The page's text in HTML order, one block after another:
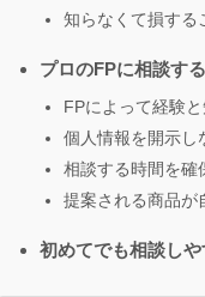
知らなくて損する
プロのFPに相談す
FPによって経験
個人情報を開示し
相談する時間を確
提案される商品が
初めてでも相談しや